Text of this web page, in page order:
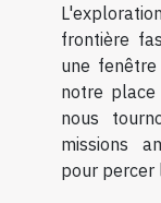
frontière
une
notre place
nous
missions
pour percer